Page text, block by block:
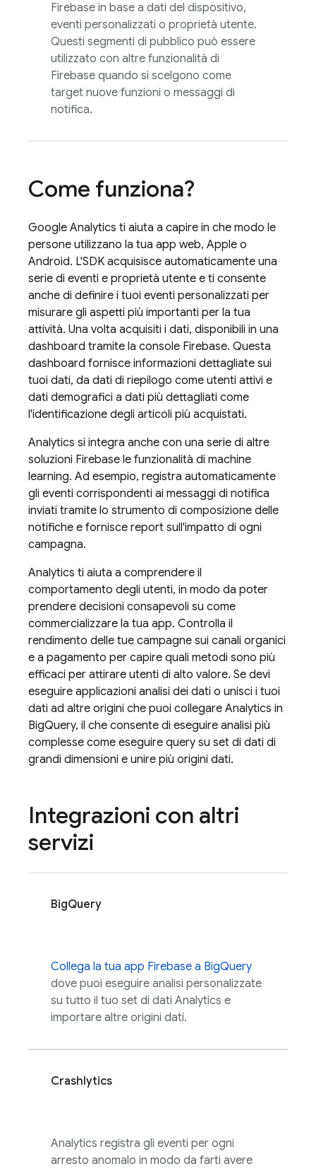
Firebase in base a dati del dispositivo,
eventi personalizzati o proprietà utente.
Questi segmenti di pubblico può essere
utilizzato con altre funzionalità di
Firebase quando si scelgono come
target nuove funzioni o messaggi di
notifica.
Come funziona?
Google Analytics ti aiuta a capire in che modo le
persone utilizzano la tua app web, Apple o
Android. L'SDK acquisisce automaticamente una
serie di eventi e proprietà utente e ti consente
anche di definire i tuoi eventi personalizzati per
misurare gli aspetti più importanti per la tua
attività. Una volta acquisiti i dati, disponibili in una
dashboard tramite la console Firebase. Questa
dashboard fornisce informazioni dettagliate sui
tuoi dati, da dati di riepilogo come utenti attivi e
dati demografici a dati più dettagliati come
l'identificazione degli articoli più acquistati.
Analytics si integra anche con una serie di altre
soluzioni Firebase le funzionalità di machine
learning. Ad esempio, registra automaticamente
gli eventi corrispondenti ai messaggi di notifica
inviati tramite lo strumento di composizione delle
notifiche e fornisce report sull'impatto di ogni
campagna.
Analytics ti aiuta a comprendere il
comportamento degli utenti, in modo da poter
prendere decisioni consapevoli su come
commercializzare la tua app. Controlla il
rendimento delle tue campagne sui canali organici
e a pagamento per capire quali metodi sono più
efficaci per attirare utenti di alto valore. Se devi
eseguire applicazioni analisi dei dati o unisci i tuoi
dati ad altre origini che puoi collegare Analytics in
BigQuery, il che consente di eseguire analisi più
complesse come eseguire query su set di dati di
grandi dimensioni e unire più origini dati.
Integrazioni con altri
servizi
BigQuery
Collega la tua app Firebase a BigQuery
dove puoi eseguire analisi personalizzate
su tutto il tuo set di dati Analytics e
importare altre origini dati.
Crashlytics
Analytics registra gli eventi per ogni
arresto anomalo in modo da farti avere